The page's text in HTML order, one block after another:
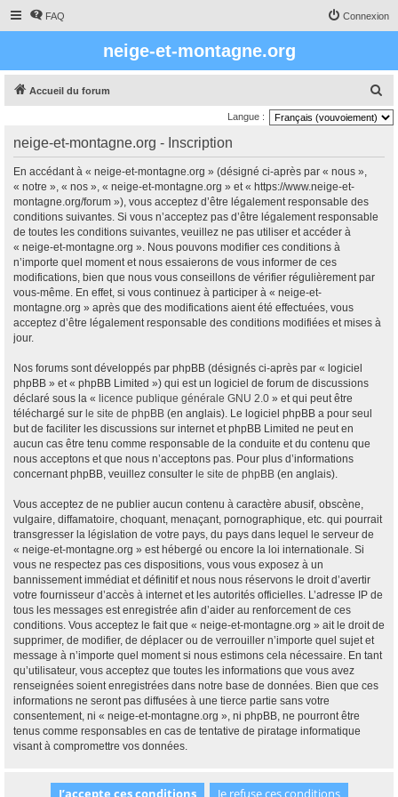
FAQ Connexion
neige-et-montagne.org
Accueil du forum
e
Langue :
neige-et-montagne.org - Inscription
En accédant à « neige-et-montagne.org » (désigné ci-après par « nous »,
« notre », « nos », « neige-et-montagne.org » et « https://www.neige-et-
montagne.org/forum »), vous acceptez d’être légalement responsable des
conditions suivantes. Si vous n’acceptez pas d’être légalement responsable
de toutes les conditions suivantes, veuillez ne pas utiliser et accéder à
« neige-et-montagne.org ». Nous pouvons modifier ces conditions à
n’importe quel moment et nous essaierons de vous informer de ces
modifications, bien que nous vous conseillons de vérifier régulièrement par
vous-même. En effet, si vous continuez à participer à « neige-et-
montagne.org » après que des modifications aient été effectuées, vous
acceptez d’être légalement responsable des conditions modifiées et mises à
jour.
Nos forums sont développés par phpBB (désignés ci-après par « logiciel
phpBB » et « phpBB Limited ») qui est un logiciel de forum de discussions
déclaré sous la « licence publique générale GNU 2.0 » et qui peut être
téléchargé sur le site de phpBB (en anglais). Le logiciel phpBB a pour seul
but de faciliter les discussions sur internet et phpBB Limited ne peut en
aucun cas être tenu comme responsable de la conduite et du contenu que
nous acceptons et que nous n’acceptons pas. Pour plus d’informations
concernant phpBB, veuillez consulter le site de phpBB (en anglais).
Vous acceptez de ne publier aucun contenu à caractère abusif, obscène,
vulgaire, diffamatoire, choquant, menaçant, pornographique, etc. qui pourrait
transgresser la législation de votre pays, du pays dans lequel le serveur de
« neige-et-montagne.org » est hébergé ou encore la loi internationale. Si
vous ne respectez pas ces dispositions, vous vous exposez à un
bannissement immédiat et définitif et nous nous réservons le droit d’avertir
votre fournisseur d’accès à internet et les autorités officielles. L’adresse IP de
tous les messages est enregistrée afin d’aider au renforcement de ces
conditions. Vous acceptez le fait que « neige-et-montagne.org » ait le droit de
supprimer, de modifier, de déplacer ou de verrouiller n’importe quel sujet et
message à n’importe quel moment si nous estimons cela nécessaire. En tant
qu’utilisateur, vous acceptez que toutes les informations que vous avez
renseignées soient enregistrées dans notre base de données. Bien que ces
informations ne seront pas diffusées à une tierce partie sans votre
consentement, ni « neige-et-montagne.org », ni phpBB, ne pourront être
tenus comme responsables en cas de tentative de piratage informatique
visant à compromettre vos données.